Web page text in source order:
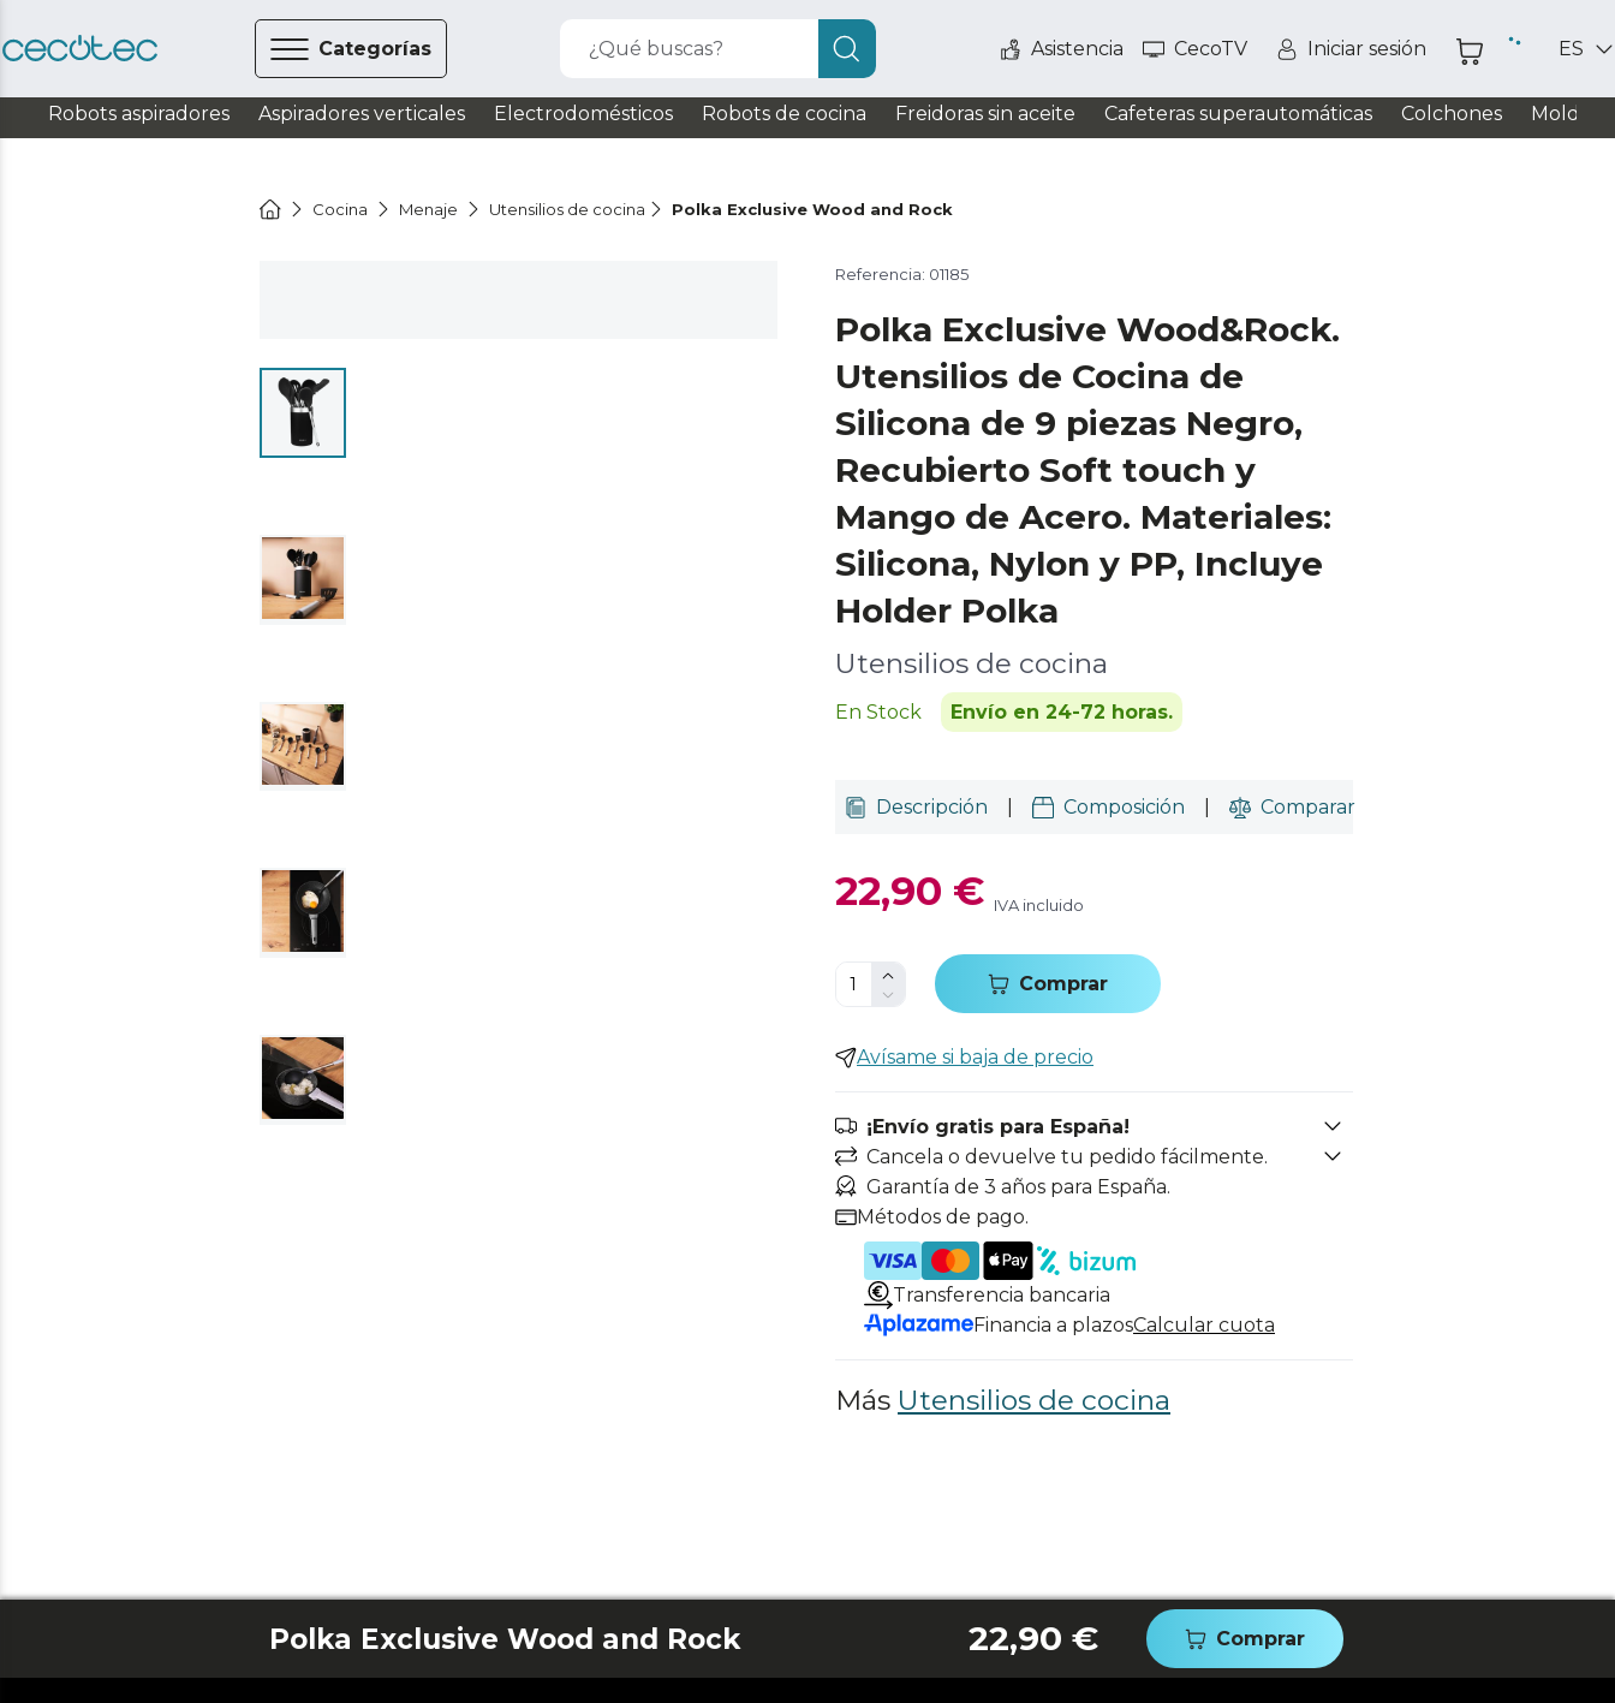
Categorías ¿Qué buscas? Asistencia CecoTV Iniciar sesión ES
Robots aspiradores Aspiradores verticales Electrodomésticos Robots de cocina Freidoras sin aceite Cafeteras superautomáticas Colchones
Cocina Menaje Utensilios de cocina Polka Exclusive Wood and Rock
Referencia: 01185
Polka Exclusive Wood&Rock.
Utensilios de Cocina de
Silicona de 9 piezas Negro,
Recubierto Soft touch y
Mango de Acero. Materiales:
Silicona, Nylon y PP, Incluye
Holder Polka
Utensilios de cocina
En Stock Envío en 24-72 horas.
Descripción Composición Comparar
22,90 € IVA incluido
Comprar
Avísame si baja de precio
¡Envío gratis para España!
Cancela o devuelve tu pedido fácilmente.
Garantía de 3 años para España.
Métodos de pago.
Transferencia bancaria
Financia a plazosCalcular cuota
Más Utensilios de cocina
Polka Exclusive Wood and Rock 22,90 € Comprar